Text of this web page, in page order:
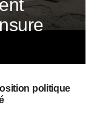
politique